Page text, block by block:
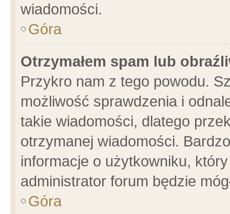
wiadomości.
Góra
Otrzymałem spam lub
Przykro nam z tego powodu.
możliwość sprawdzenia i
takie wiadomości, dlatego
otrzymanej wiadomości.
informacje o użytkowniku,
administrator forum będzie
Góra